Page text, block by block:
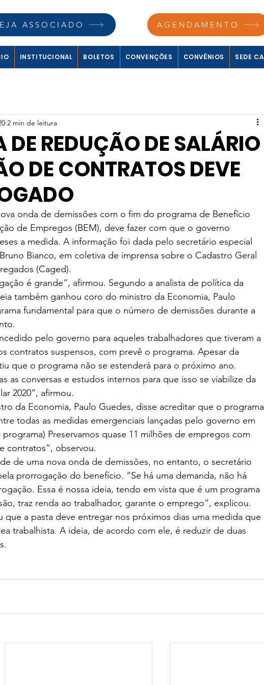
ASSOCIADO AGENDAMENTO
INSTITUCIONAL BOLETOS CONVENÇÕES CONVÊNIOS SEDE
DE REDUÇÃO DE SALÁRIO
DE CONTRATOS DEVE
2 min de leitura
onda de demissões com o fim do programa de Benefício
de Empregos (BEM), deve fazer com que o governo
a medida. A informação foi dada pelo secretário especial
Bianco, em coletiva de imprensa sobre o Cadastro Geral
(Caged).
é grande”, afirmou. Segundo a analista de política da
também ganhou coro do ministro da Economia, Paulo
fundamental para que o número de demissões durante a
pelo governo para aqueles trabalhadores que tiveram a
contratos suspensos, com prevê o programa. Apesar da
que o programa não se estenderá para o próximo ano.
as conversas e estudos internos para que isso se viabilize da
2020”, afirmou.
da Economia, Paulo Guedes, disse acreditar que o programa
todas as medidas emergenciais lançadas pelo governo em
Preservamos quase 11 milhões de empregos com
contratos”, observou.
de uma nova onda de demissões, no entanto, o secretário
prorrogação do benefício. “Se há uma demanda, não há
Essa é nossa ideia, tendo em vista que é um programa
traz renda ao trabalhador, garante o emprego”, explicou.
que a pasta deve entregar nos próximos dias uma medida que
trabalhista. A ideia, de acordo com ele, é reduzir de duas